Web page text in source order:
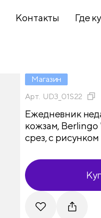
Контакты Где
Магазин
Арт. UD3_01S22
Ежедневник
кожзам, Berlingo
срез, с рисунком